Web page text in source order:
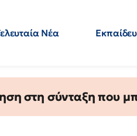
Νέα
στη σύνταξη που